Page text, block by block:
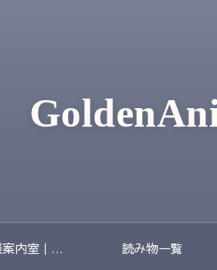
夢の相談案内室｜夢のあとに残る不安や迷いをやさしく整理する場所 読み物一覧